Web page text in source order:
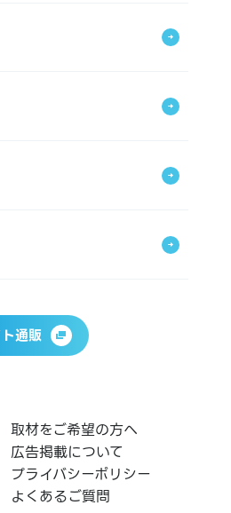
通販
取材をご希望の方へ
広告掲載について
プライバシーポリシー
よくあるご質問